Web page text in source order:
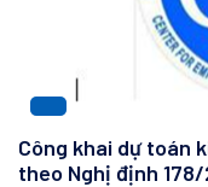
Công khai dự toán
theo Nghị định